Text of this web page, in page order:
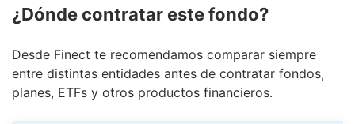
¿Dónde contratar este fondo?
Desde Finect te recomendamos comparar siempre
entre distintas entidades antes de contratar fondos,
planes, ETFs y otros productos financieros.